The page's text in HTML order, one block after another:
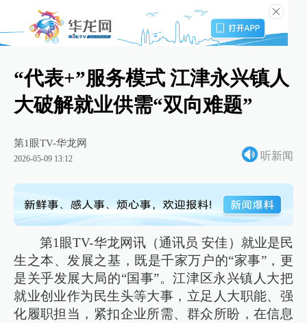
“代表+”服务模式 江津永兴镇人
大破解就业供需“双向难题”
第1眼TV-华龙网
2026-05-09 13:12 听新闻
第1眼TV-华龙网讯（通讯员 安佳）就业是民
生之本、发展之基，既是千家万户的“家事”，更
是关乎发展大局的“国事”。江津区永兴镇人大把
就业创业作为民生头等大事，立足人大职能、强
化履职担当，紧扣企业所需、群众所盼，在信息